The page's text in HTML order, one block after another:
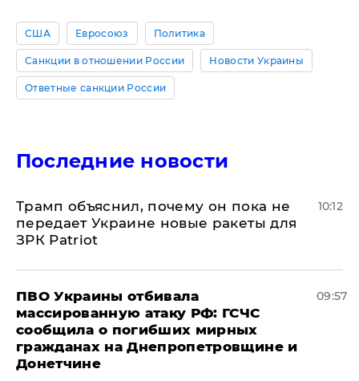
США Евросоюз Политика
Санкции в отношении России Новости Украины
Ответные санкции России
Последние новости
Трамп объяснил, почему он пока не
передает Украине новые ракеты для
ЗРК Patriot
10:12
ПВО Украины отбивала
массированную атаку РФ: ГСЧС
сообщила о погибших мирных
гражданах на Днепропетровщине и
Донетчине
09:57